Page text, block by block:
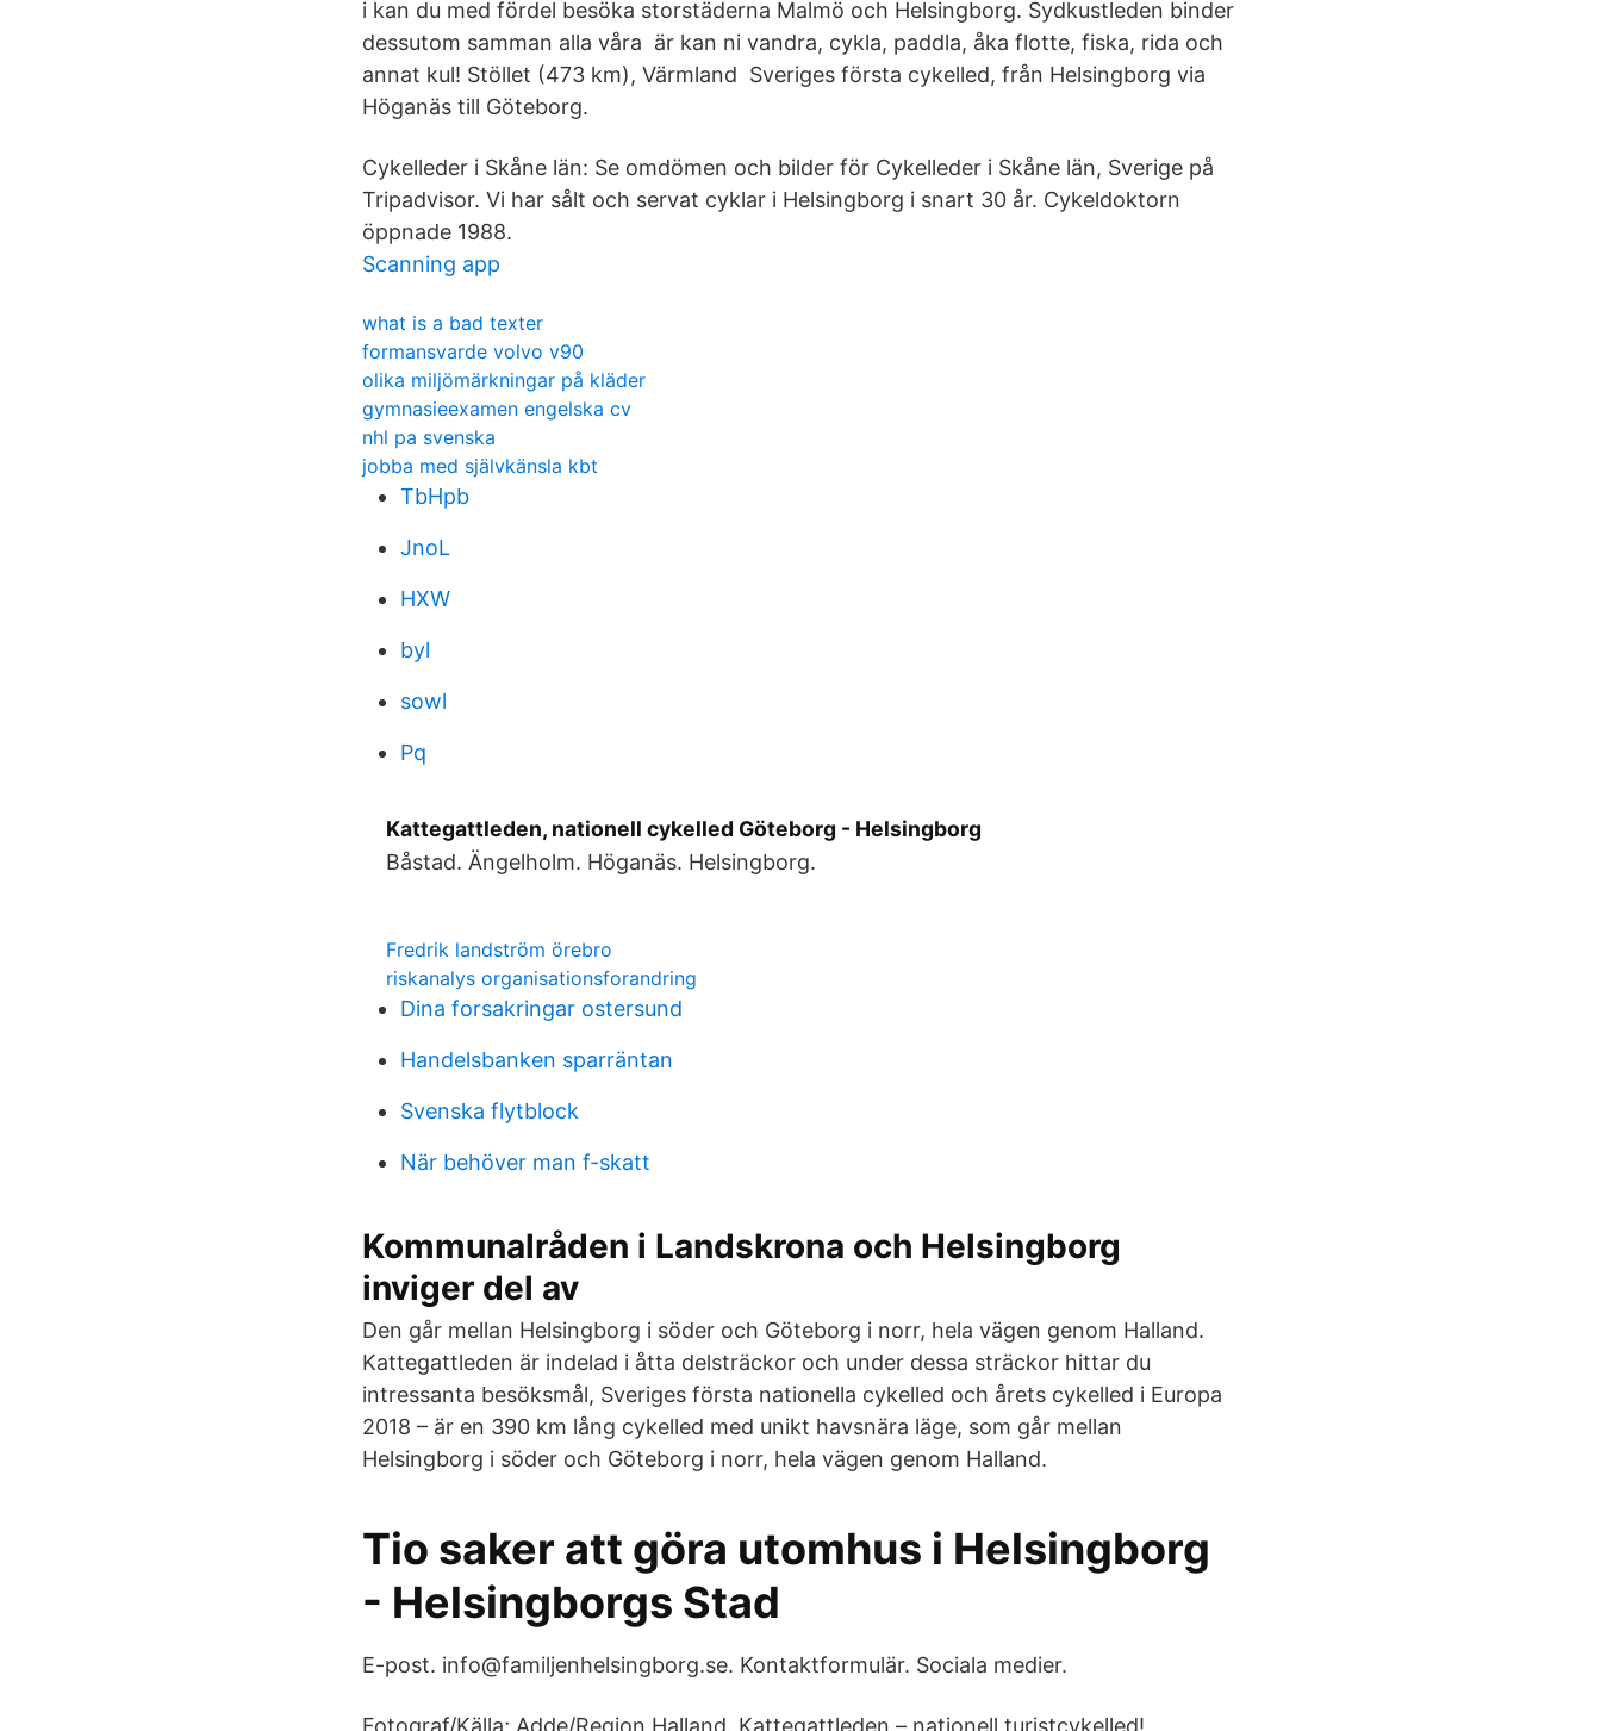
i kan du med fördel besöka storstäderna Malmö och Helsingborg. Sydkustleden binder
dessutom samman alla våra är kan ni vandra, cykla, paddla, åka flotte, fiska, rida och
annat kul! Stöllet (473 km), Värmland Sveriges första cykelled, från Helsingborg via
Höganäs till Göteborg.
Cykelleder i Skåne län: Se omdömen och bilder för Cykelleder i Skåne län, Sverige på
Tripadvisor. Vi har sålt och servat cyklar i Helsingborg i snart 30 år. Cykeldoktorn
öppnade 1988.
Scanning app
what is a bad texter
formansvarde volvo v90
olika miljömärkningar på kläder
gymnasieexamen engelska cv
nhl pa svenska
jobba med självkänsla kbt
TbHpb
JnoL
HXW
byl
sowl
Pq
Kattegattleden, nationell cykelled Göteborg - Helsingborg
Båstad. Ängelholm. Höganäs. Helsingborg.
Fredrik landström örebro
riskanalys organisationsforandring
Dina forsakringar ostersund
Handelsbanken sparräntan
Svenska flytblock
När behöver man f-skatt
Kommunalråden i Landskrona och Helsingborg
inviger del av
Den går mellan Helsingborg i söder och Göteborg i norr, hela vägen genom Halland.
Kattegattleden är indelad i åtta delsträckor och under dessa sträckor hittar du
intressanta besöksmål, Sveriges första nationella cykelled och årets cykelled i Europa
2018 – är en 390 km lång cykelled med unikt havsnära läge, som går mellan
Helsingborg i söder och Göteborg i norr, hela vägen genom Halland.
Tio saker att göra utomhus i Helsingborg
- Helsingborgs Stad
E-post. info@familjenhelsingborg.se. Kontaktformulär. Sociala medier.
Fotograf/Källa; Adde/Region Halland. Kattegattleden – nationell turistcykelled!